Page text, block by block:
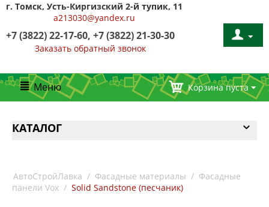
г. Томск, Усть-Киргизский 2-й тупик, 11
a213030@yandex.ru
+7 (3822) 22-17-60, +7 (3822) 21-30-30
Заказать обратный звонок
Меню Корзина пуста
КАТАЛОГ
АвтоСтройЛавка / Фасадные материалы / Фасадные
панели Vox / Solid Sandstone (песчаник)